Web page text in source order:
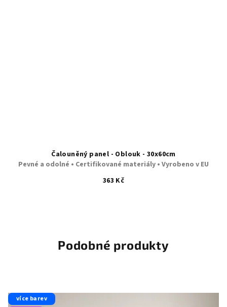
Čalouněný panel - Oblouk - 30x60cm
Pevné a odolné • Certifikované materiály • Vyrobeno v EU
363 Kč
Podobné produkty
více barev